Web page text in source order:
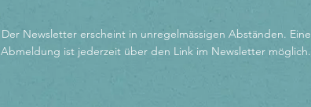
Der Newsletter erscheint in unregelmässigen Abständen. Eine
Abmeldung ist jederzeit über den Link im Newsletter möglich.